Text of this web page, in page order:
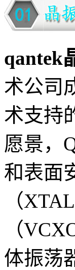
qantek
术公司
术支持
愿景，
和表面
（
（
体振荡